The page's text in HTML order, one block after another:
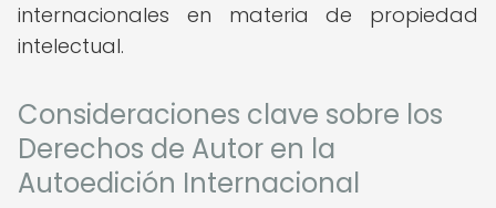
internacionales en materia de propiedad
intelectual.
Consideraciones clave sobre los
Derechos de Autor en la
Autoedición Internacional